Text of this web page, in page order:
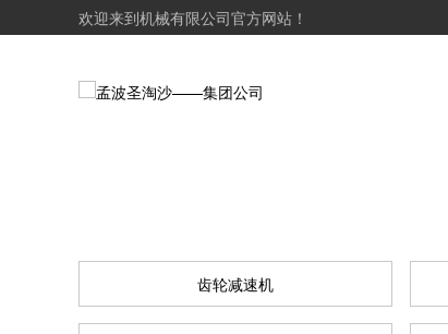
欢迎来到机械有限公司官方网站！
齿轮减速机